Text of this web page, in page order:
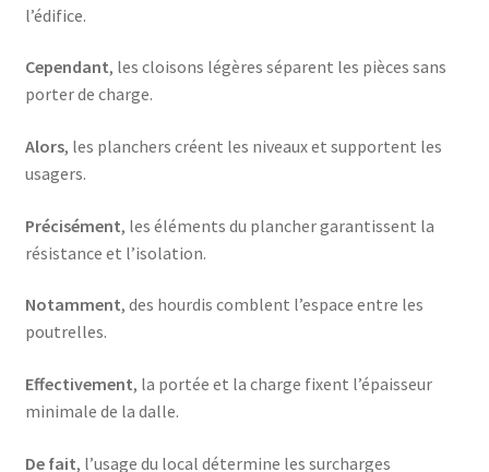
l’édifice.
Cependant, les cloisons légères séparent les pièces sans
porter de charge.
Alors, les planchers créent les niveaux et supportent les
usagers.
Précisément, les éléments du plancher garantissent la
résistance et l’isolation.
Notamment, des hourdis comblent l’espace entre les
poutrelles.
Effectivement, la portée et la charge fixent l’épaisseur
minimale de la dalle.
De fait, l’usage du local détermine les surcharges